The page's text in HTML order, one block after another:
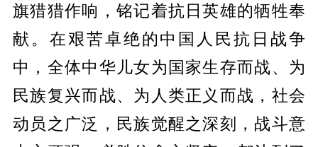
旗猎猎作响，铭记着抗日英雄的牺牲奉
献。在艰苦卓绝的中国人民抗日战争
中，全体中华儿女为国家生存而战、为
民族复兴而战、为人类正义而战，社会
动员之广泛，民族觉醒之深刻，战斗意